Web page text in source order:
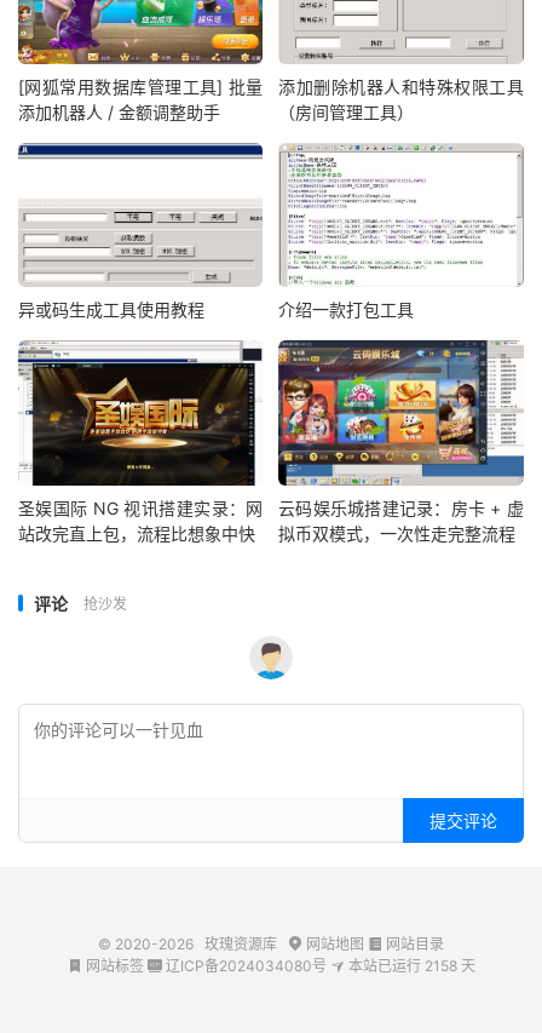
[网狐常用数据库管理工具] 批量
添加机器人 / 金额调整助手
添加删除机器人和特殊权限工具
（房间管理工具）
异或码生成工具使用教程 介绍一款打包工具
圣娱国际 NG 视讯搭建实录：网
站改完直上包，流程比想象中快
云码娱乐城搭建记录：房卡 + 虚
拟币双模式，一次性走完整流程
评论 抢沙发
提交评论
© 2020-2026 玫瑰资源库  网站地图  网站目录
 网站标签 辽ICP备2024034080号  本站已运行 2158天